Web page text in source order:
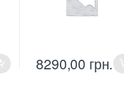
8290,00 грн.